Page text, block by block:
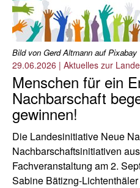
Bild von Gerd Altmann auf Pixabay
29.06.2026 | Aktuelles zur
Menschen für ein
Nachbarschaft
gewinnen!
Die Landesinitiative Neue
Nachbarschaftsinitiativen
Fachveranstaltung am 2.
Sabine Bätizng-